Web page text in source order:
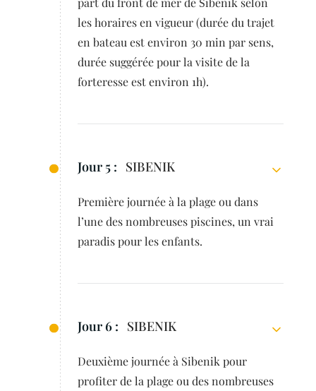
les horaires en vigueur (durée du trajet
en bateau est environ 30 min par sens,
durée suggérée pour la visite de la
forteresse est environ 1h).
Jour 5 : SIBENIK
Première journée à la plage ou dans
l’une des nombreuses piscines, un vrai
paradis pour les enfants.
Jour 6 : SIBENIK
Deuxième journée à Sibenik pour
profiter de la plage ou des nombreuses